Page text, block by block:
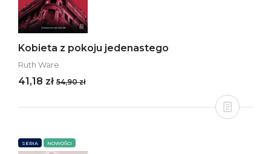
Kobieta z pokoju jedenastego
Ruth Ware
41,18 zł 54,90 zł
SERIA NOWOŚCI